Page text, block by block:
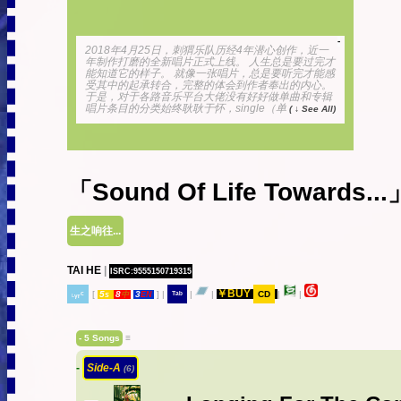
-
2018年4月25日，刺猬乐队历经4年潜心创作，近一
年制作打磨的全新唱片正式上线。 人生总是要过完才
能知道它的样子。 就像一张唱片，总是要听完才能感
受其中的起承转合，完整的体会到作者奉出的内心。
于是，对于各路音乐平台大佬没有好好做单曲和专辑
唱片条目的分类始终耿耿于怀，single（单 ( ↓ See All)
「Sound Of Life Towards...
生之响往...
TAI HE ISRC:9555150719315
˪ᵧᵣᶜ [ 5s 8中 3EN ] | ᵀᵃᵇ | | ￥BUY CD | |
- 5 Songs ≡
- Side-A (6)